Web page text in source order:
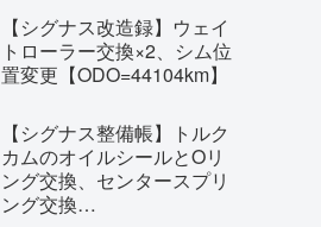
【シグナス改造録】ウェイ
トローラー交換×2、シム位
置変更【ODO=44104km】
【シグナス整備帳】トルク
カムのオイルシールとOリ
ング交換、センタースプリ
ング交換